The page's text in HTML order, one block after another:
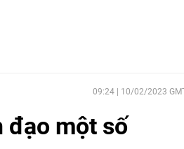
09:24 | 10/02/2023
đạo một số